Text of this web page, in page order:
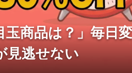
玉商品は？」毎日
見逃せない